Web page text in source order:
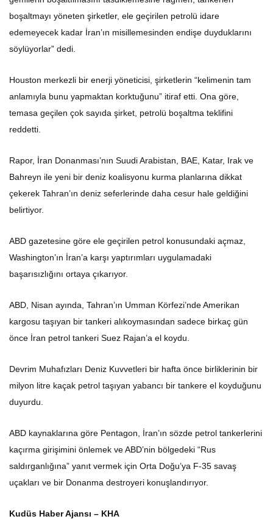
boşaltmayı yöneten şirketler, ele geçirilen petrolü idare
edemeyecek kadar İran’ın misillemesinden endişe duyduklarını
söylüyorlar” dedi.
Houston merkezli bir enerji yöneticisi, şirketlerin “kelimenin tam
anlamıyla bunu yapmaktan korktuğunu” itiraf etti. Ona göre,
temasa geçilen çok sayıda şirket, petrolü boşaltma teklifini
reddetti.
Rapor, İran Donanması’nın Suudi Arabistan, BAE, Katar, Irak ve
Bahreyn ile yeni bir deniz koalisyonu kurma planlarına dikkat
çekerek Tahran’ın deniz seferlerinde daha cesur hale geldiğini
belirtiyor.
ABD gazetesine göre ele geçirilen petrol konusundaki açmaz,
Washington’ın İran’a karşı yaptırımları uygulamadaki
başarısızlığını ortaya çıkarıyor.
ABD, Nisan ayında, Tahran’ın Umman Körfezi’nde Amerikan
kargosu taşıyan bir tankeri alıkoymasından sadece birkaç gün
önce İran petrol tankeri Suez Rajan’a el koydu.
Devrim Muhafızları Deniz Kuvvetleri bir hafta önce birliklerinin bir
milyon litre kaçak petrol taşıyan yabancı bir tankere el koyduğunu
duyurdu.
ABD kaynaklarına göre Pentagon, İran’ın sözde petrol tankerlerini
kaçırma girişimini önlemek ve ABD’nin bölgedeki “Rus
saldırganlığına” yanıt vermek için Orta Doğu’ya F-35 savaş
uçakları ve bir Donanma destroyeri konuşlandırıyor.
Kudüs Haber Ajansı – KHA